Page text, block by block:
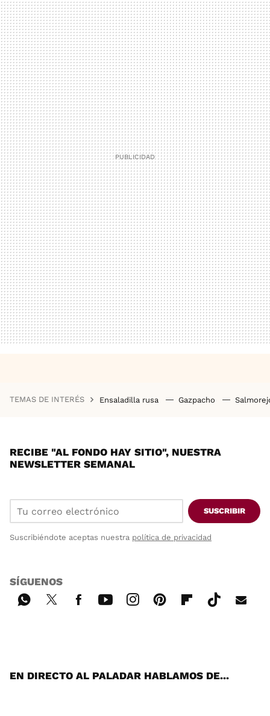
TEMAS DE INTERÉS Ensaladilla rusa Gazpacho
RECIBE "AL FONDO HAY SITIO", NUESTRA
NEWSLETTER SEMANAL
SUSCRIBIR
Suscribiéndote aceptas nuestra política de privacidad
SÍGUENOS
EN DIRECTO AL PALADAR HABLAMOS DE...